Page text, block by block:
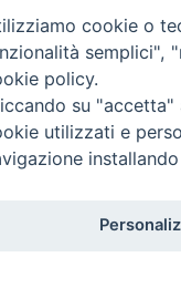
i diritti
cookie o
semplici",
policy.
su
utilizzati e